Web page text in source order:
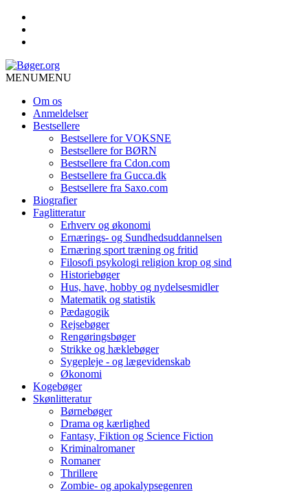
MENUMENU
Om os
Anmeldelser
Bestsellere
Bestsellere for VOKSNE
Bestsellere for BØRN
Bestsellere fra Cdon.com
Bestsellere fra Gucca.dk
Bestsellere fra Saxo.com
Biografier
Faglitteratur
Erhverv og økonomi
Ernærings- og Sundhedsuddannelsen
Ernæring sport træning og fritid
Filosofi psykologi religion krop og sind
Historiebøger
Hus, have, hobby og nydelsesmidler
Matematik og statistik
Pædagogik
Rejsebøger
Rengøringsbøger
Strikke og hæklebøger
Sygepleje - og lægevidenskab
Økonomi
Kogebøger
Skønlitteratur
Børnebøger
Drama og kærlighed
Fantasy, Fiktion og Science Fiction
Kriminalromaner
Romaner
Thrillere
Zombie- og apokalypsegenren